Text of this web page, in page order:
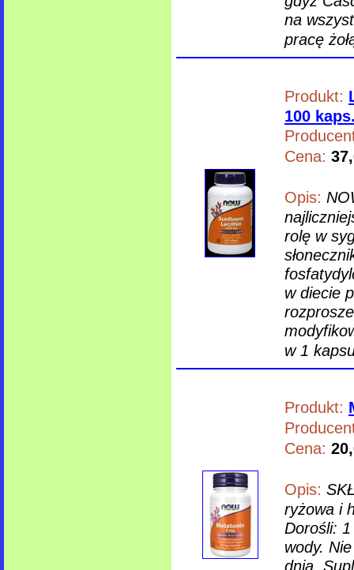
na
pracę
Produkt:
100
Cena:
Opis:
rolę w
w diecie
w 1
Produkt:
Cena:
Opis:
ryżowa i
Dorośli: 1
wody.
dnia.